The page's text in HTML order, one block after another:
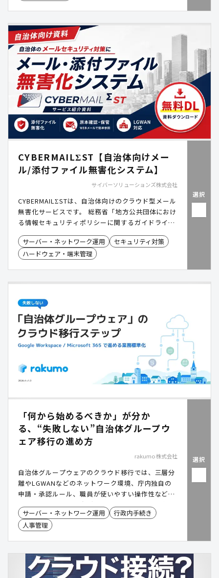
CYBERMAILΣST【自治体向けメー
ル/添付ファイル無害化システム】
サイバーソリューションズ株式会社
CYBERMAILΣSTは、自治体向けのクラウド型メール
無害化サービスです。 総務省「地方公共団体におけ
る情報セキュリティポリシーに関するガイドライ
ン」に準拠し、LGWAN環境における安全なメール
運用を低コストかつスピーディに実現します。 メー
ル本文・添付ファイルの無害化から原本保管・閲覧
キュリティ環境を実現します
サーバー・ネットワーク運用
セキュリティ対策
ハードウェア・端末管理
選択
「何から始めるべきか」が分か
る、“失敗しない”自治体グループウ
ェア移行の進め方
rakumo 株式会社
自治体グループウェアのクラウド移行では、三層分
離やLGWANなどのネットワーク環境、庁内独自の
申請・承認ルール、職員が使いやすい操作性など、
事前に整理すべき論点があります。初期段階で全体
像を把握できていない場合、移行後も紙やExcel運
用が残り、現場に定着しにくくなるケースがありま
や実践ステップ、運用課題への対応方法、
「rakumo(ラクモ)」を活用した業務効率化のポイ
サーバー・ネットワーク運用
行政内手続き
人事管理
選択